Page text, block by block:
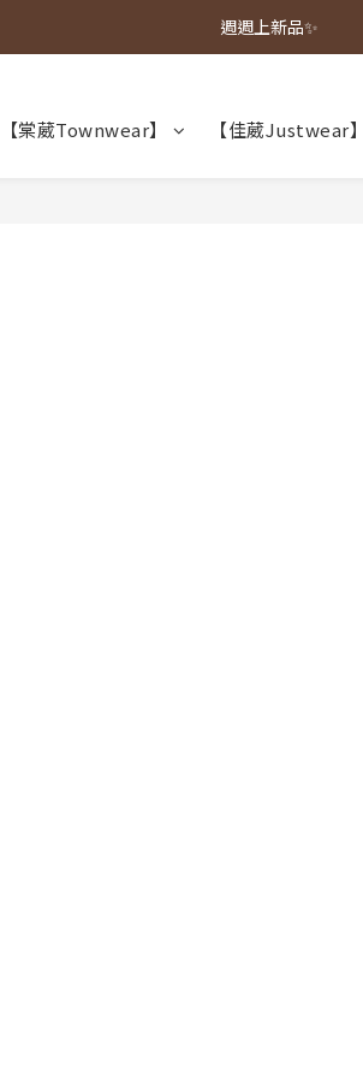
春夏新品上市🌿
週週上新品✨
【棠葳Townwear】 【佳葳Justwear】